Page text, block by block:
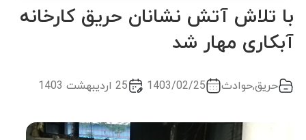
با تلاش آتش نشانان حریق کارخانه
آبکاری مهار شد
حریق,حوادث 1403/02/25 25 اردیبهشت 1403